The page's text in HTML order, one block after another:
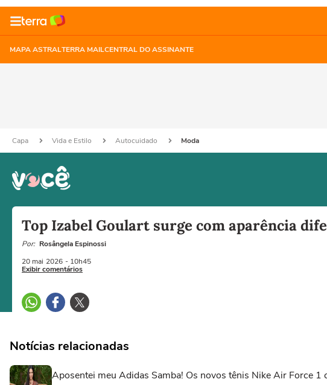
MAPA ASTRALTERRA MAILCENTRAL DO ASSINANTE
Capa Vida e Estilo Autocuidado Moda
Top Izabel Goulart surge com aparência
Por: Rosângela Espinossi
20 mai 2026 - 10h45
Exibir comentários
Notícias relacionadas
Aposentei meu Adidas Samba! Os novos tênis Nike Air Force